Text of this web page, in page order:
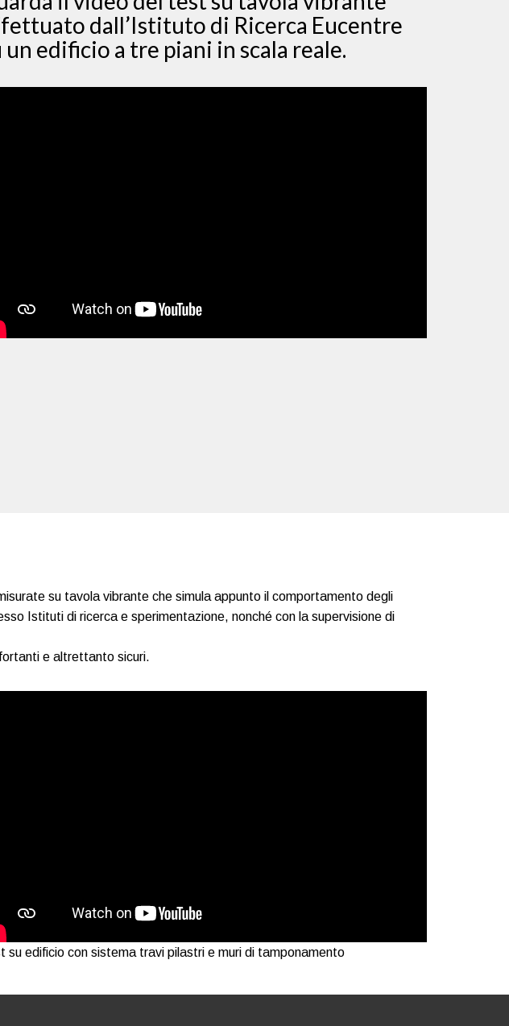
dall’Istituto di Ricerca Eucentre
un edificio a tre piani in scala reale.
su tavola vibrante che simula appunto il comportamento degli
Istituti di ricerca e sperimentazione, nonché con la supervisione di
e altrettanto sicuri.
su edificio con sistema travi pilastri e muri di tamponamento